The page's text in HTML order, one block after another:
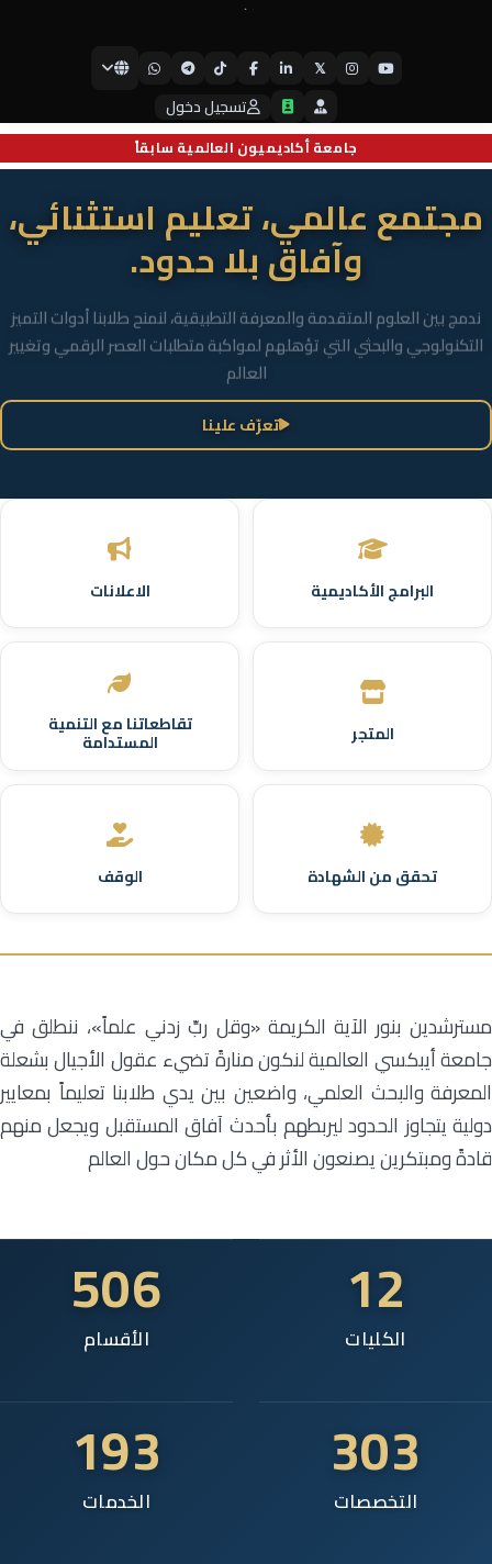
جامعة أكاديميون العالمية سابقاً
𝕏
تسجيل دخول
جامعة أيبكسي العالمية
مجتمع عالمي، تعليم استثنائي،
وآفاق بلا حدود.
ندمج بين العلوم المتقدمة والمعرفة التطبيقية، لنمنح طلابنا أدوات التميز
التكنولوجي والبحثي التي تؤهلهم لمواكبة متطلبات العصر الرقمي وتغيير
العالم
تعرّف علينا
البرامج الأكاديمية الاعلانات
المتجر تقاطعاتنا مع التنمية
المستدامة
تحقق من الشهادة الوقف
مسترشدين بنور الآية الكريمة «وقل ربِّ زدني علماً»، ننطلق في
جامعة أيبكسي العالمية لنكون منارةً تضيء عقول الأجيال بشعلة
المعرفة والبحث العلمي، واضعين بين يدي طلابنا تعليماً بمعايير
دولية يتجاوز الحدود ليربطهم بأحدث آفاق المستقبل ويجعل منهم
قادةً ومبتكرين يصنعون الأثر في كل مكان حول العالم
12
الكليات
506
الأقسام
303
التخصصات
193
الخدمات